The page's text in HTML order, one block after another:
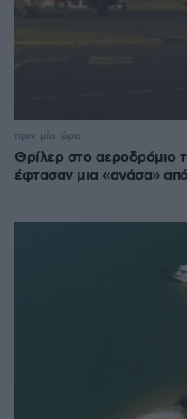
Θρίλερ στο αεροδρόμιο
έφτασαν μια «ανάσα»
πριν μία ώρα